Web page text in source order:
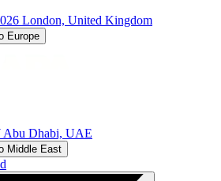
London, United Kingdom
Europe
Abu Dhabi, UAE
Middle East